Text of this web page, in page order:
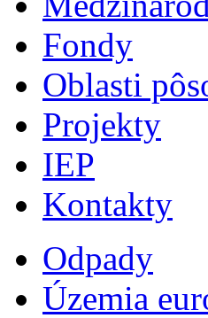
Fondy
Oblasti
Projekty
IEP
Kontakty
Odpady
Územia